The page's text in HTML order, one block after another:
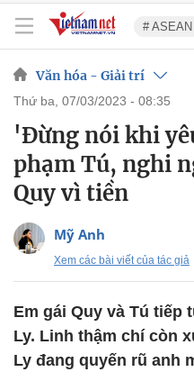
#
Văn hóa - Giải trí
thứ ba, 07/03/2023 - 08:35
'Đừng nói khi
phạm Tú, nghi
Quy vì tiền
Mỹ Anh
Xem các bài viết của tác giả
Em gái Quy và Tú tiếp
Ly. Linh thậm chí còn
Ly đang quyến rũ anh